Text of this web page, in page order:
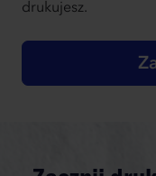
drukujesz.